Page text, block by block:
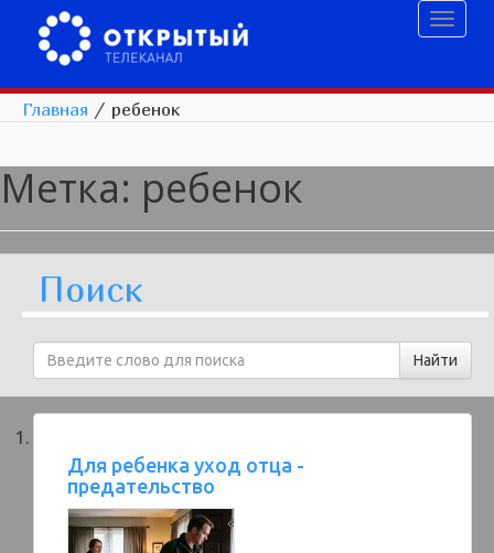
Главная / ребенок
Метка: ребенок
Поиск
Для ребенка уход отца -
предательство